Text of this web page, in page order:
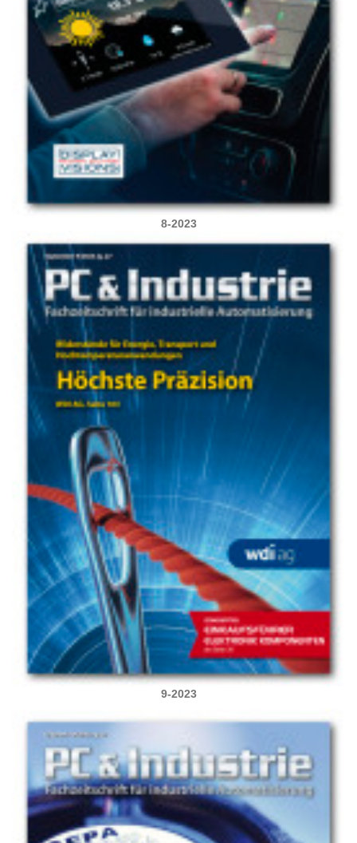
8-2023
9-2023